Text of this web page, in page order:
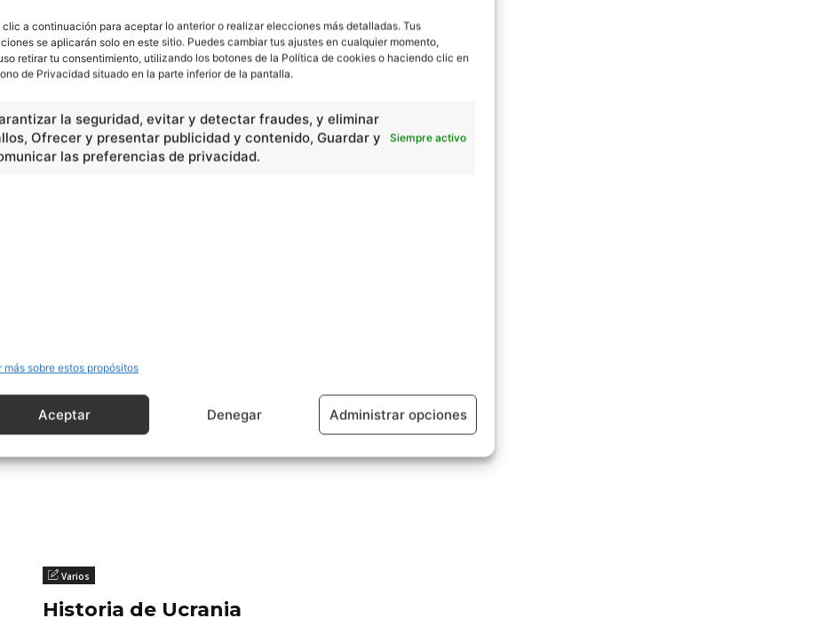
clic a continuación para aceptar lo anterior o realizar elecciones más detalladas. Tus
se aplicarán solo en este sitio. Puedes cambiar tus ajustes en cualquier momento,
retirar tu consentimiento, utilizando los botones de la Política de cookies o haciendo clic en
de Privacidad situado en la parte inferior de la pantalla.
la seguridad, evitar y detectar fraudes, y eliminar
Ofrecer y presentar publicidad y contenido, Guardar y
las preferencias de privacidad.
Siempre activo
más sobre estos propósitos
Aceptar Denegar Administrar opciones
Varios
Historia de Ucrania